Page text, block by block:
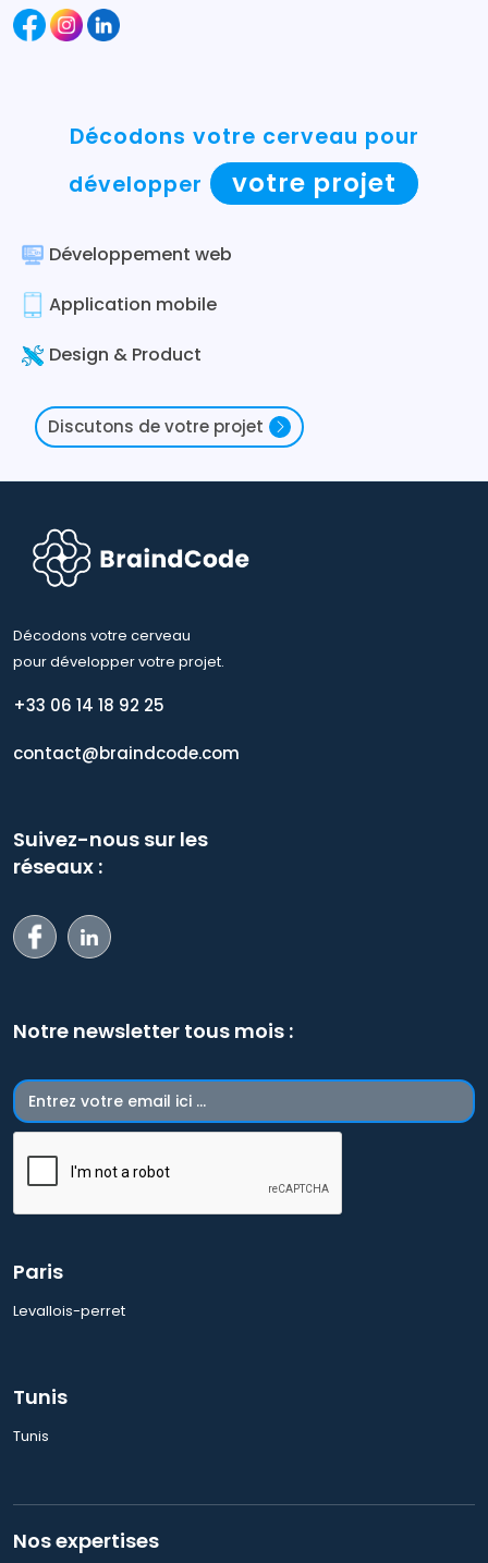
Décodons votre cerveau pour
développer
votre projet
Développement web
Application mobile
Design & Product
Discutons de votre projet
Décodons votre cerveau
pour développer votre projet.
+33 06 14 18 92 25
contact@braindcode.com
Suivez-nous sur les
réseaux :
Notre newsletter tous mois :
Paris
Levallois-perret
Tunis
Tunis
Nos expertises